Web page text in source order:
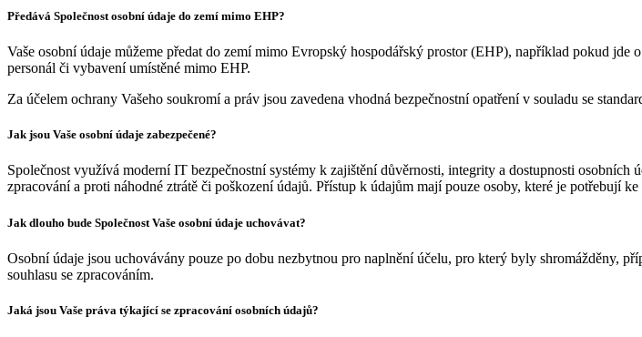
Předává Společnost osobní údaje do zemí mimo EHP?
Vaše osobní údaje můžeme předat do zemí mimo Evropský hospodářský prostor (EHP), například pokud
personál či vybavení umístěné mimo EHP.
Za účelem ochrany Vašeho soukromí a práv jsou zavedena vhodná bezpečnostní opatření v souladu se
Jak jsou Vaše osobní údaje zabezpečené?
Společnost využívá moderní IT bezpečnostní systémy k zajištění důvěrnosti, integrity a dostupnosti
zpracování a proti náhodné ztrátě či poškození údajů. Přístup k údajům mají pouze osoby, které je potřebují
Jak dlouho bude Společnost Vaše osobní údaje uchovávat?
Osobní údaje jsou uchovávány pouze po dobu nezbytnou pro naplnění účelu, pro který byly shromážděny,
souhlasu se zpracováním.
Jaká jsou Vaše práva týkající se zpracování osobních údajů?